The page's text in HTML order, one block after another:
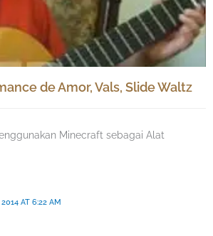
de Amor, Vals, Slide Waltz
Minecraft sebagai Alat
2014 AT 6:22 AM